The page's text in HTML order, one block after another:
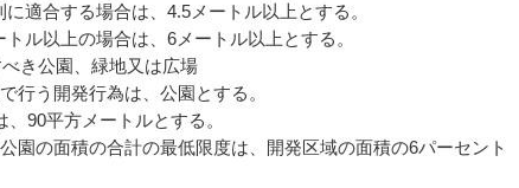
適合する場合は、4.5メートル以上とする。
ル以上の場合は、6メートル以上とする。
き公園、緑地又は広場
う開発行為は、公園とする。
90平方メートルとする。
の面積の合計の最低限度は、開発区域の面積の6パーセント